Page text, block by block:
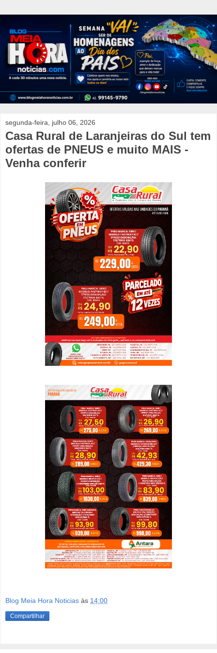
segunda-feira, julho 06, 2026
Casa Rural de Laranjeiras do Sul tem
ofertas de PNEUS e muito MAIS -
Venha conferir
Blog Meia Hora Noticias às 14:00
Compartilhar